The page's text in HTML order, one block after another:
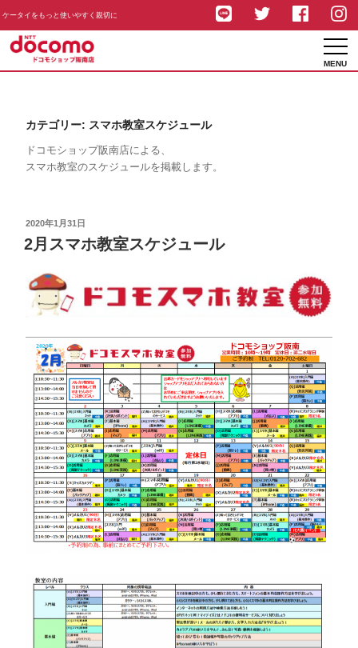
ケータイをもっと使いやすく親切に
MENU
カテゴリー: スマホ教室スケジュール
ドコモショップ阪南店による、
スマホ教室のスケジュールを掲載します。
投
稿
日:
2020年1月31日
2月スマホ教室スケジュール